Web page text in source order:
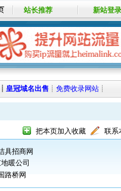
站长推荐 新站登录
┊ 皇冠域名出售 ┊ 免费收录网站 ┊
把本页加入收藏 联系
具招商网
暖公司
路桥网